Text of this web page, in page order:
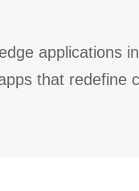
applications
that redefine